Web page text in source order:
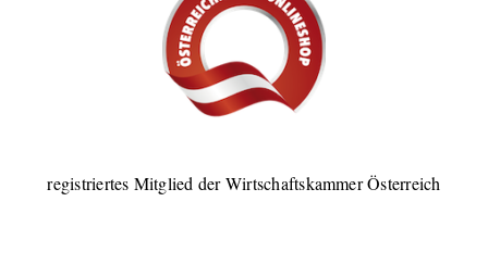
registriertes Mitglied der Wirtschaftskammer Österreich